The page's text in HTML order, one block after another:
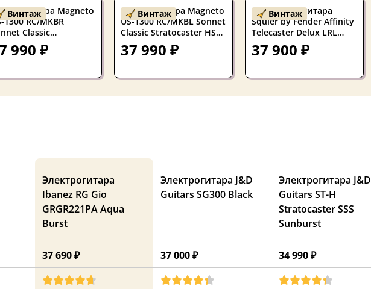
Винтаж
Magneto
1300 RC/MKBR
Classic
HSS Metallic
2025s
990 ₽
Винтаж
Электрогитара Magneto
US-1300 RC/MKBL Sonnet
Classic Stratocaster HSS
Metallic Blue 2025s
37 990 ₽
Винтаж
Б/У Электрогитара
Squier by Fender Affinity
Telecaster Delux LRL
CFM 2021s
37 900 ₽
Электрогитара
Ibanez RG Gio
GRGR221PA Aqua
Burst
Электрогитара J&D
Guitars SG300 Black
Электрогитара J&D
Guitars ST-H
Stratocaster SSS
Sunburst
37 690 ₽ 37 000 ₽ 34 990 ₽